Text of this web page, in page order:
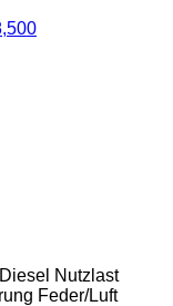
Diesel Nutzlast
Feder/Luft